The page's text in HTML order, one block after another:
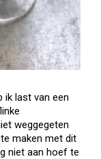
ik last van een
weggegeten
maken met dit
niet aan hoef te